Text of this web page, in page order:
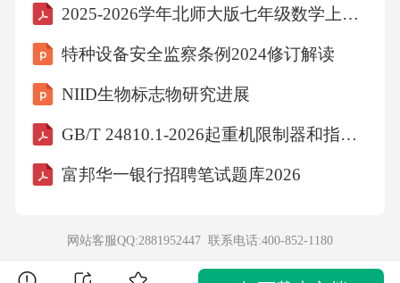
2025-2026学年北师大版七年级数学上册期末综合检测练习卷
特种设备安全监察条例2024修订解读
NIID生物标志物研究进展
GB/T 24810.1-2026起重机限制器和指示器第1部分：通则
富邦华一银行招聘笔试题库2026
网站客服QQ:2881952447 联系电话:400-852-1180